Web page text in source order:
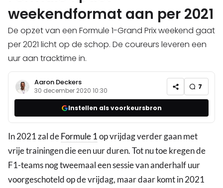
weekendformat aan per 2021
De opzet van een Formule 1-Grand Prix weekend gaat
per 2021 licht op de schop. De coureurs leveren een
uur aan tracktime in.
Aaron Deckers
30 december 2020 10:30 7
Instellen als voorkeursbron
In 2021 zal deFormule 1op vrijdag verder gaan met
vrije trainingen die een uur duren. Tot nu toe kregen de
F1-teams nog tweemaal een sessie van anderhalf uur
voorgeschoteld op de vrijdag, maar daar komt in 2021